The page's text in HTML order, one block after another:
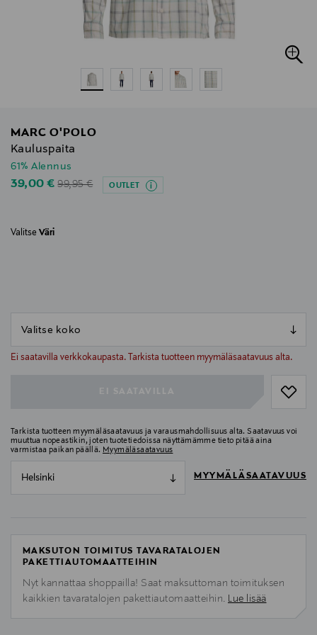
MARC O'POLO
Kauluspaita
61% Alennus
Discounted Price
39,00 €Original Price
99,95 € OUTLET
Valitse Väri
Ei saatavilla verkkokaupasta. Tarkista tuotteen myymäläsaatavuus alta.
null
Tarkista tuotteen myymäläsaatavuus ja varausmahdollisuus alta. Saatavuus voi
muuttua nopeastikin, joten tuotetiedoissa näyttämämme tieto pitää aina
varmistaa paikan päällä. Myymäläsaatavuus
Helsinki MYYMÄLÄSAATAVUUS
MAKSUTON TOIMITUS TAVARATALOJEN
PAKETTIAUTOMAATTEIHIN
Nyt kannattaa shoppailla! Saat maksuttoman toimituksen
kaikkien tavaratalojen pakettiautomaatteihin. Lue lisää